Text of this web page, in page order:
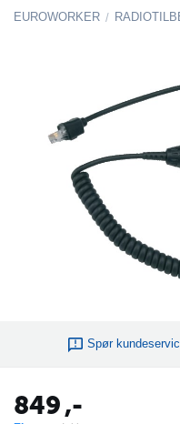
EUROWORKER /
Spør
849,-